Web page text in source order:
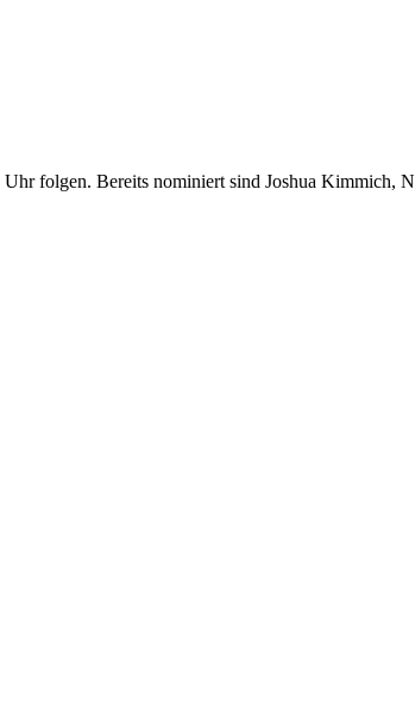
folgen. Bereits nominiert sind Joshua Kimmich,